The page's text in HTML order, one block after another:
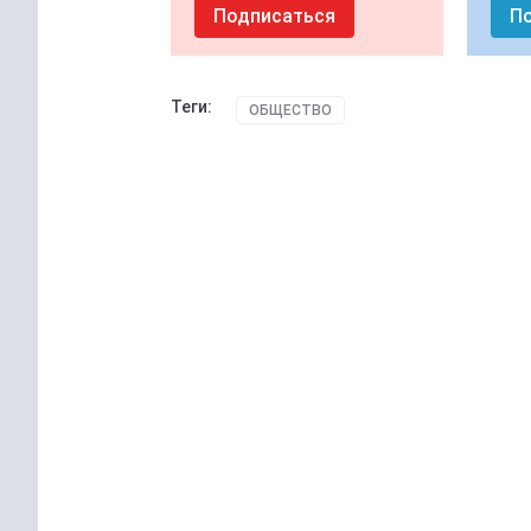
Подписаться
Теги: ОБЩЕСТВО